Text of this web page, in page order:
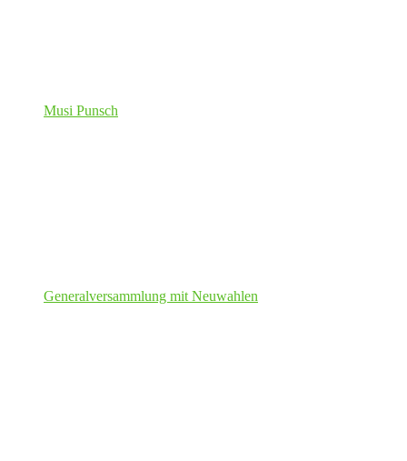
Musi Punsch
Generalversammlung mit Neuwahlen